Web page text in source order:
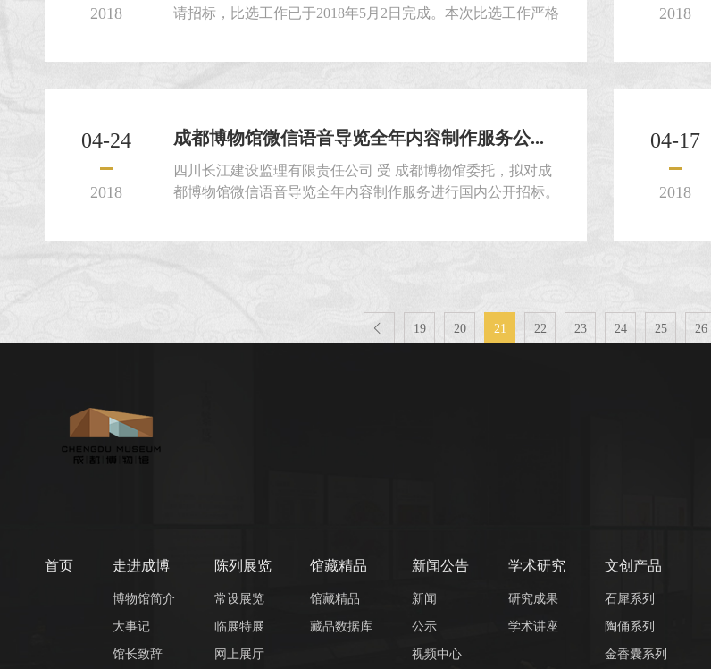
2018
请招标，比选工作已于2018年5月2日完成。本次比选工作严格
2018
04-24
2018
成都博物馆微信语音导览全年内容制作服务公...
四川长江建设监理有限责任公司 受 成都博物馆委托，拟对成
都博物馆微信语音导览全年内容制作服务进行国内公开招标。
04-17
2018
 19 20 21 22 23 24 25 26
首页 走进成博
博物馆简介
大事记
馆长致辞
陈列展览
常设展览
临展特展
网上展厅
馆藏精品
馆藏精品
藏品数据库
新闻公告
新闻
公示
视频中心
学术研究
研究成果
学术讲座
文创产品
石犀系列
陶俑系列
金香囊系列